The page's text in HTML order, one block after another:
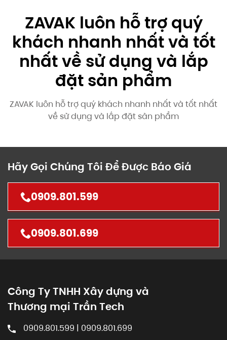
ZAVAK luôn hỗ trợ quý
khách nhanh nhất và tốt
nhất về sử dụng và lắp
đặt sản phẩm
ZAVAK luôn hỗ trợ quý khách nhanh nhất và tốt nhất
về sử dụng và lắp đặt sản phẩm
Hãy Gọi Chúng Tôi Để Được Báo Giá
0909.801.599
0909.801.699
Công Ty TNHH Xây dựng và
Thương mại Trần Tech
0909.801.599 | 0909.801.699